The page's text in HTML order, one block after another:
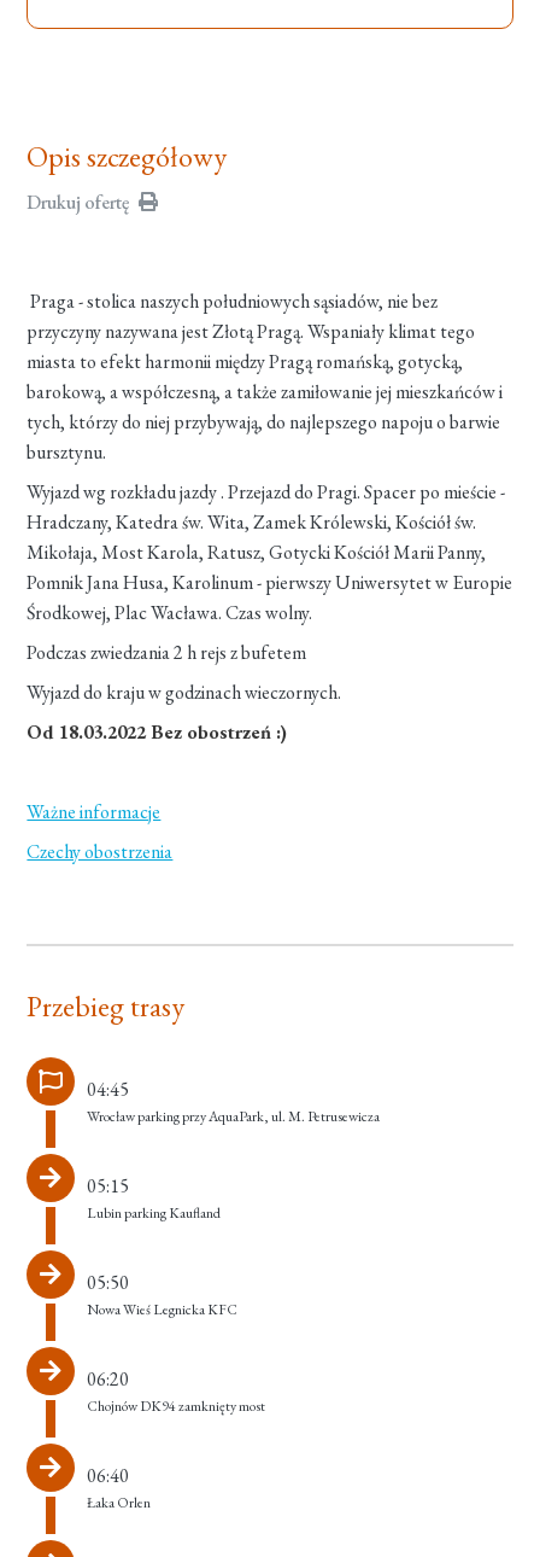
Opis szczegółowy
Drukuj ofertę
Praga - stolica naszych południowych sąsiadów, nie bez
przyczyny nazywana jest Złotą Pragą. Wspaniały klimat tego
miasta to efekt harmonii między Pragą romańską, gotycką,
barokową, a współczesną, a także zamiłowanie jej mieszkańców i
tych, którzy do niej przybywają, do najlepszego napoju o barwie
bursztynu.
Wyjazd wg rozkładu jazdy . Przejazd do Pragi. Spacer po mieście -
Hradczany, Katedra św. Wita, Zamek Królewski, Kościół św.
Mikołaja, Most Karola, Ratusz, Gotycki Kościół Marii Panny,
Pomnik Jana Husa, Karolinum - pierwszy Uniwersytet w Europie
Środkowej, Plac Wacława. Czas wolny.
Podczas zwiedzania 2 h rejs z bufetem
Wyjazd do kraju w godzinach wieczornych.
Od 18.03.2022 Bez obostrzeń :)
Ważne informacje
Czechy obostrzenia
Przebieg trasy
04:45
Wrocław parking przy AquaPark, ul. M. Petrusewicza
05:15
Lubin parking Kaufland
05:50
Nowa Wieś Legnicka KFC
06:20
Chojnów DK94 zamknięty most
06:40
Łaka Orlen